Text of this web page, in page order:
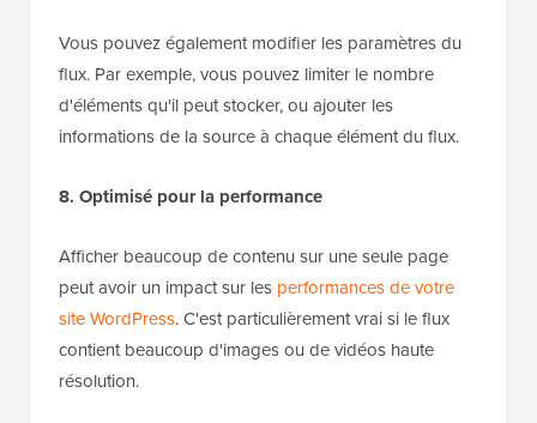
Vous pouvez également modifier les paramètres du
flux. Par exemple, vous pouvez limiter le nombre
d'éléments qu'il peut stocker, ou ajouter les
informations de la source à chaque élément du flux.
8. Optimisé pour la performance
Afficher beaucoup de contenu sur une seule page
peut avoir un impact sur les performances de votre
site WordPress. C'est particulièrement vrai si le flux
contient beaucoup d'images ou de vidéos haute
résolution.